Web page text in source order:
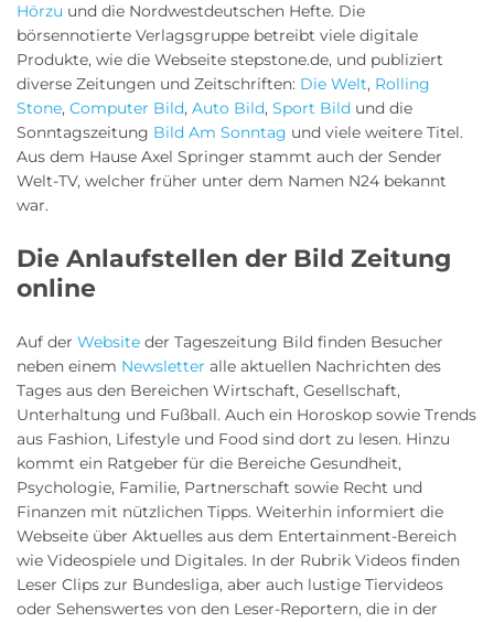
Hörzu und die Nordwestdeutschen Hefte. Die
börsennotierte Verlagsgruppe betreibt viele digitale
Produkte, wie die Webseite stepstone.de, und publiziert
diverse Zeitungen und Zeitschriften: Die Welt, Rolling
Stone, Computer Bild, Auto Bild, Sport Bild und die
Sonntagszeitung Bild Am Sonntag und viele weitere Titel.
Aus dem Hause Axel Springer stammt auch der Sender
Welt-TV, welcher früher unter dem Namen N24 bekannt
war.
Die Anlaufstellen der Bild Zeitung
online
Auf der Website der Tageszeitung Bild finden Besucher
neben einem Newsletter alle aktuellen Nachrichten des
Tages aus den Bereichen Wirtschaft, Gesellschaft,
Unterhaltung und Fußball. Auch ein Horoskop sowie Trends
aus Fashion, Lifestyle und Food sind dort zu lesen. Hinzu
kommt ein Ratgeber für die Bereiche Gesundheit,
Psychologie, Familie, Partnerschaft sowie Recht und
Finanzen mit nützlichen Tipps. Weiterhin informiert die
Webseite über Aktuelles aus dem Entertainment-Bereich
wie Videospiele und Digitales. In der Rubrik Videos finden
Leser Clips zur Bundesliga, aber auch lustige Tiervideos
oder Sehenswertes von den Leser-Reportern, die in der